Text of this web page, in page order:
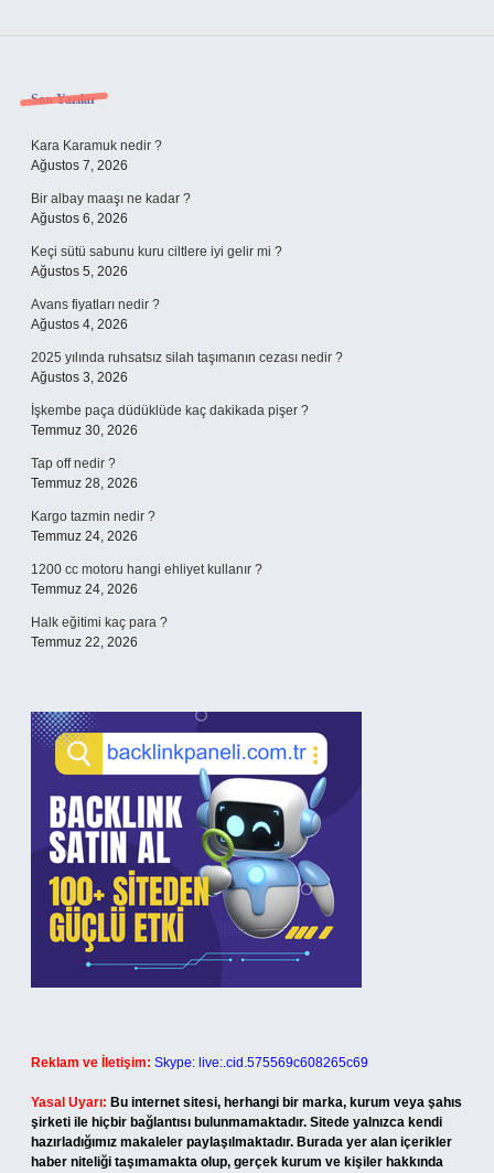
Sidebar
Son Yazılar
Kara Karamuk nedir ?
Ağustos 7, 2026
Bir albay maaşı ne kadar ?
Ağustos 6, 2026
Keçi sütü sabunu kuru ciltlere iyi gelir mi ?
Ağustos 5, 2026
Avans fiyatları nedir ?
Ağustos 4, 2026
2025 yılında ruhsatsız silah taşımanın cezası nedir ?
Ağustos 3, 2026
İşkembe paça düdüklüde kaç dakikada pişer ?
Temmuz 30, 2026
Tap off nedir ?
Temmuz 28, 2026
Kargo tazmin nedir ?
Temmuz 24, 2026
1200 cc motoru hangi ehliyet kullanır ?
Temmuz 24, 2026
Halk eğitimi kaç para ?
Temmuz 22, 2026
Reklam ve İletişim: Skype: live:.cid.575569c608265c69
Yasal Uyarı: Bu internet sitesi, herhangi bir marka, kurum veya şahıs
şirketi ile hiçbir bağlantısı bulunmamaktadır. Sitede yalnızca kendi
hazırladığımız makaleler paylaşılmaktadır. Burada yer alan içerikler
haber niteliği taşımamakta olup, gerçek kurum ve kişiler hakkında